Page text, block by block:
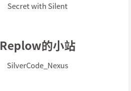
Secret with Silent
Replow的小站
SilverCode_Nexus